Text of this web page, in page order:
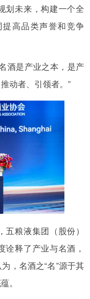
划未来，构建一个全
高品类声誉和竞争
酒是产业之本，是产
动者、引领者。”
粮液集团（股份）
释了产业与名酒，
，名酒之“名”源于其
。